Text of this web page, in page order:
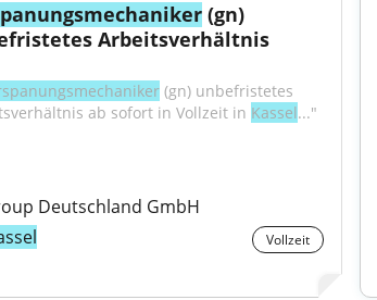
(gn)
Arbeitsverhältnis
(gn) unbefristetes
ab sofort in Vollzeit in Kassel..."
Deutschland GmbH
Vollzeit